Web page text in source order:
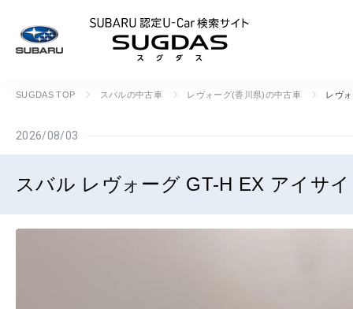
SUGDAS TOP スバルの中古車 レヴォーグ(香川県)の中古車 レヴ
2026/08/03
スバル レヴォーグ GT-H EX アイサ